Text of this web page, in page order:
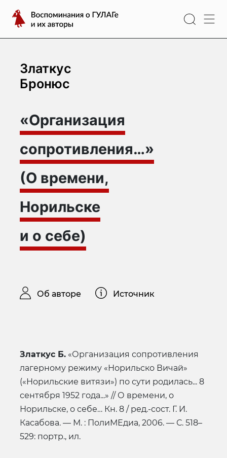
содержимому
Воспоминания
о
ГУЛАГе
их
авторы
Златкус
Бронюс
«Организация
сопротивления…»
(О времени,
Норильске
и о себе)
Об авторе Источник
Златкус Б. «Организация сопротивления
лагерному режиму «Норильско Вичай»
(«Норильские витязи») по сути родилась... 8
сентября 1952 года...» // О времени, о
Норильске, о себе… Кн. 8 / ред.-сост. Г. И.
Касабова. — М. : ПолиМЕдиа, 2006. — С. 518–
529: портр., ил.